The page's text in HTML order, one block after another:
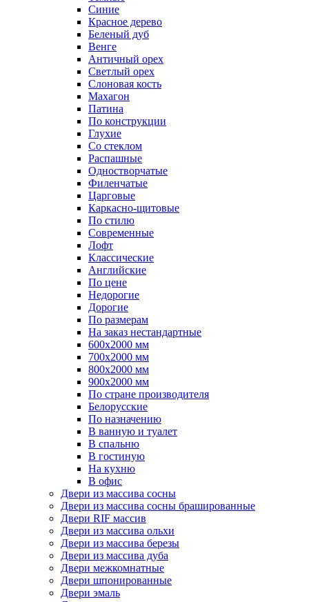
Синие
Красное дерево
Беленый дуб
Венге
Античный орех
Светлый орех
Слоновая кость
Махагон
Патина
По конструкции
Глухие
Со стеклом
Распашные
Одностворчатые
Филенчатые
Царговые
Каркасно-щитовые
По стилю
Современные
Лофт
Классические
Английские
По цене
Недорогие
Дорогие
По размерам
На заказ нестандартные
600х2000 мм
700х2000 мм
800х2000 мм
900х2000 мм
По стране производителя
Белорусские
По назначению
В ванную и туалет
В спальню
В гостиную
На кухню
В офис
Двери из массива сосны
Двери из массива сосны брашированные
Двери RIF массив
Двери из массива ольхи
Двери из массива березы
Двери из массива дуба
Двери межкомнатные
Двери шпонированные
Двери эмаль